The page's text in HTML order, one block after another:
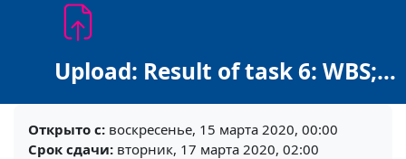
Upload: Result of task 6: WBS;
Trello Board
Открыто с: воскресенье, 15 марта 2020, 00:00
Срок сдачи: вторник, 17 марта 2020, 02:00